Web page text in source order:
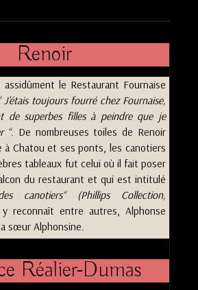
Renoir
le Restaurant Fournaise
J'étais toujours fourré chez Fournaise,
de superbes filles à peindre que je
. De nombreuses toiles de Renoir
à Chatou et ses ponts, les canotiers
tableaux fut celui où il fait poser
du restaurant et qui est intitulé
canotiers
(Phillips Collection,
reconnaît entre autres, Alphonse
sœur Alphonsine.
Réalier-Dumas